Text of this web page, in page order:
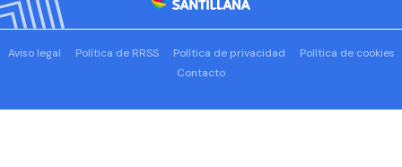
Aviso legal Política de RRSS Política de privacidad
Política de cookies
Contacto